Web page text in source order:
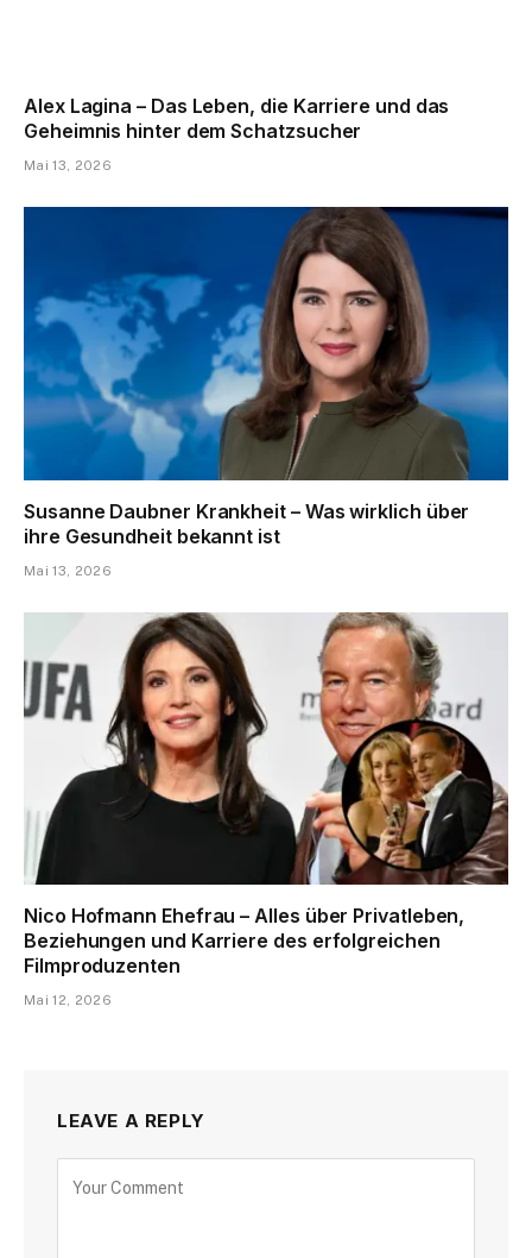
Alex Lagina – Das Leben, die Karriere und das
Geheimnis hinter dem Schatzsucher
Mai 13, 2026
Susanne Daubner Krankheit – Was wirklich über
ihre Gesundheit bekannt ist
Mai 13, 2026
Nico Hofmann Ehefrau – Alles über Privatleben,
Beziehungen und Karriere des erfolgreichen
Filmproduzenten
Mai 12, 2026
LEAVE A REPLY